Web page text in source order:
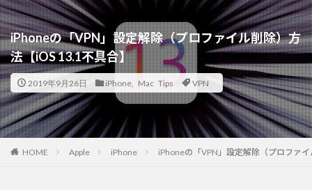
iPhoneの「VPN」設定解除（プロファイル削除）方
法【iOS 13.1不具合】
2019年9月26日 iPhone Mac Tips VPN
HOME Apple iPhone iPhoneの「VPN」設定解除（プロファ